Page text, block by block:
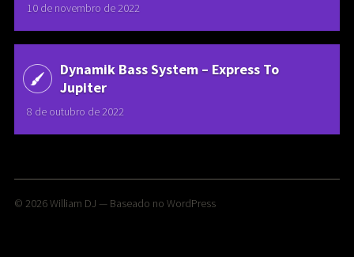
10 de novembro de 2022
Dynamik Bass System – Express To
Jupiter
8 de outubro de 2022
© 2026William DJ — Baseado no WordPress